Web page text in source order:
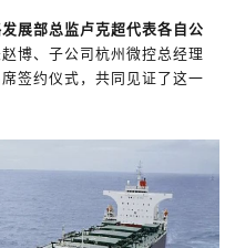
展部总监卢克超代表各自公
博、子公司杭州微控总经理
签约仪式，共同见证了这一